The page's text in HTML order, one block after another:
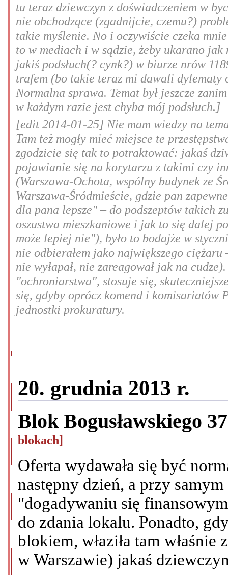
tu teraz dziewczyn z doświadczeniem w
nie obchodzące (zgadnijcie, czemu?)
takie myślenie. No i oczywiście czeka
to w mediach i w sądzie, żeby ukarano
jakiś podsłuch(? cynk?) w biurze nrów
trafem (bo takie teraz mi dawali dylematy
Normalna sprawa. Temat był jeszcze
w każdym razie jest chyba mój podsłuch.]
[edit 2014-01-25] Nie mam wiedzy na
Tam też mogły mieć miejsce te
zgodzicie się tak to potraktować: jakaś
pojawianie się na korytarzu z takimi czy
(Warszawa-Ochota, wspólny budynek ze
Warszawa-Śródmieście, gdzie pan
dla pana lepsze" – do podszeptów takich
oszustwa mieszkaniowe i jak to się dalej
może lepiej nie"), było to bodajże w
nie odbierałem jako największego
nie wyłapał, nie zareagował jak na
"ochroniarstwa", stosuje się,
się, gdyby oprócz komend i komisariatów
jednostki prokuratury.
20. grudnia 2013 r.
Blok Bogusławskiego
blokach]
Oferta wydawała się być
następny dzień, a przy
"dogadywaniu się
do zdania lokalu. Ponadto,
blokiem, właziła tam właśnie
w Warszawie) jakaś